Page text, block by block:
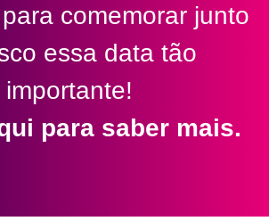
comemorar junto
essa data tão
importante!
para saber mais.